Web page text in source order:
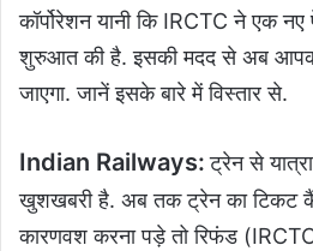
कॉर्पोरेशन यानी कि IRCTC ने एक
शुरुआत की है. इसकी मदद से अब
जाएगा. जानें इसके बारे में विस्तार से.
Indian Railways: ट्रेन से
खुशखबरी है. अब तक ट्रेन का टिकट
कारणवश करना पड़े तो रिफंड